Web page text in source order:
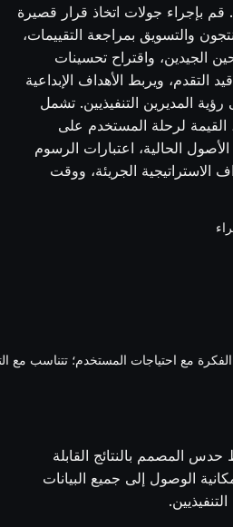
بإجراء جولات اتخاذ قرار قصيرة
والتسويق بمراجعة التقييمات،
الجيدين، واقتراح تحسينات
التقدم، ويربط الأهداف الإبداعية
رؤية المديرين التنفيذيين. تشمل
القيمة لرحلة المستخدم على
الحالية، اعتبارات الرسوم
الاستراتيجية الجريئة، ووقت
مع احتياجات المستخدم؛ تتناسب مع
المصمم بالنتائج القابلة
الوصول إلى جميع البيانات